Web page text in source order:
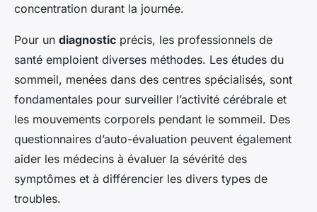
concentration durant la journée.
Pour un diagnostic précis, les professionnels de
santé emploient diverses méthodes. Les études du
sommeil, menées dans des centres spécialisés, sont
fondamentales pour surveiller l’activité cérébrale et
les mouvements corporels pendant le sommeil. Des
questionnaires d’auto-évaluation peuvent également
aider les médecins à évaluer la sévérité des
symptômes et à différencier les divers types de
troubles.